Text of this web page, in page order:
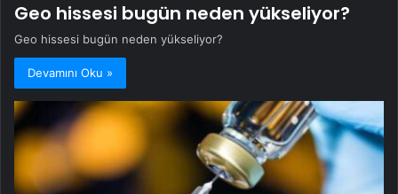
Geo hissesi bugün neden yükseliyor?
Geo hissesi bugün neden yükseliyor?
Devamını Oku »